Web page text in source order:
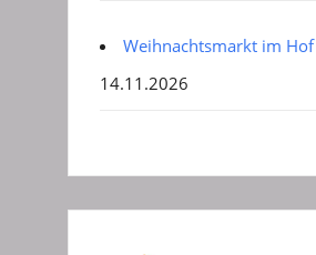
Weihnachtsmarkt im Hof
14.11.2026